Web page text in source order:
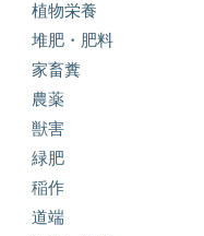
植物栄養
堆肥・肥料
家畜糞
農薬
獣害
緑肥
稲作
道端